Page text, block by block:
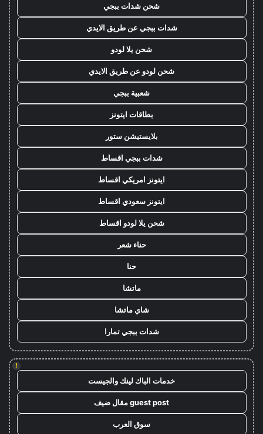
شحن شدات ببجي
شدات ببجي عن طريق الايدي
شحن يلا لودو
شحن لودو عن طريق الايدي
شعبية ببجي
بطاقات ايتونز
بلايستيشن ستور
شدات ببجي اقساط
ايتونز امريكي اقساط
ايتونز سعودي اقساط
شحن يلا لودو اقساط
حناء شعر
حنا
ماتشا
شاي ماتشا
شدات ببجي تمارا
!
خدمات الباك لينك والجيست
guest post مقال ضيف
سوق العرب